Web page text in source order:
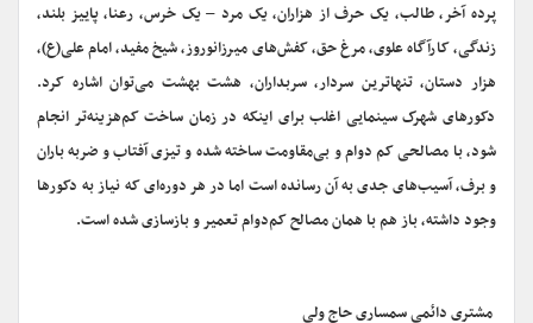
پرده آخر، طالب، یک حرف از هزاران، یک مرد – یک خرس، رعنا، پاییز بلند،
زندگی، کارآگاه علوی، مرغ حق، کفش‌های میرزانوروز، شیخ مفید، امام علی(ع)،
هزار دستان، تنهاترین سردار، سربداران، هشت بهشت می‌توان اشاره کرد.
دکورهای شهرک سینمایی اغلب برای اینکه در زمان ساخت کم‌هزینه‌تر انجام
شود، با مصالحی کم دوام و بی‌مقاومت ساخته شده و تیزی آفتاب و ضربه باران
و برف، آسیب‌های جدی به آن رسانده است اما در هر دوره‌ای که نیاز به دکورها
وجود داشته، باز هم با همان مصالح کم‌دوام تعمیر و بازسازی شده است.
‌ مشتری دائمی سمساری حاج ولی